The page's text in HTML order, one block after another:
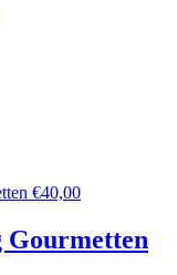
€40,00
Gourmetten